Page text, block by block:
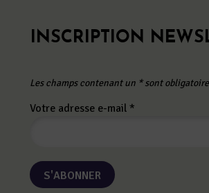
INSCRIPTION
Les champs contenant un * sont
Votre adresse e-mail*